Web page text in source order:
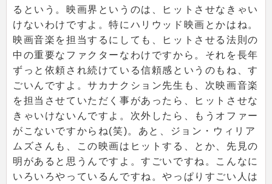
るという。映画界というのは、ヒットさせなきゃい
けないわけですよ。特にハリウッド映画とかはね。
映画音楽を担当するにしても、ヒットさせる法則の
中の重要なファクターなわけですから。それを長年
ずっと依頼され続けている信頼感というのもね、す
ごいんですよ。サカナクション先生も、次映画音楽
を担当させていただく事があったら、ヒットさせな
きゃいけないんですよ。次外したら、もうオファー
がこないですからね(笑)。あと、ジョン・ウィリア
ムズさんも、この映画はヒットする、とか、先見の
明があると思うんですよ。すごいですね。こんなに
いろいろやっているんですね。やっぱりすごい人は